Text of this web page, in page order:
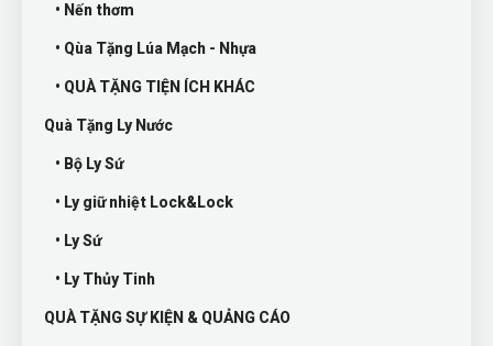
• Nến thơm
• Qùa Tặng Lúa Mạch - Nhựa
• QUÀ TẶNG TIỆN ÍCH KHÁC
Quà Tặng Ly Nước
• Bộ Ly Sứ
• Ly giữ nhiệt Lock&Lock
• Ly Sứ
• Ly Thủy Tinh
QUÀ TẶNG SỰ KIỆN & QUẢNG CÁO